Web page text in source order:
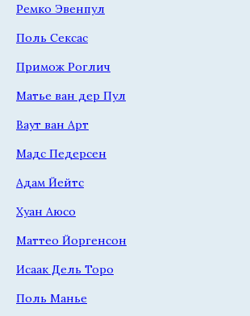
Ремко Эвенпул
Поль Сексас
Примож Роглич
Матье ван дер Пул
Ваут ван Арт
Мадс Педерсен
Адам Йейтс
Хуан Аюсо
Маттео Йоргенсон
Исаак Дель Торо
Поль Манье